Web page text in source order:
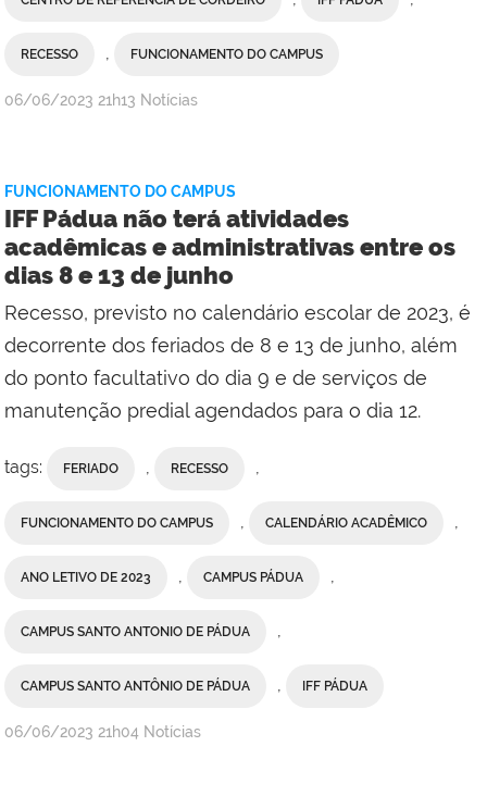
RECESSO , FUNCIONAMENTO DO CAMPUS
por
Maricá
com
Comunicação
Social
do
Santo
Antônio
Pádua
publicado
06/06/2023 21h13 Notícias
FUNCIONAMENTO DO CAMPUS
IFF Pádua não terá atividades
acadêmicas e administrativas entre os
dias 8 e 13 de junho
Recesso, previsto no calendário escolar de 2023, é
decorrente dos feriados de 8 e 13 de junho, além
do ponto facultativo do dia 9 e de serviços de
manutenção predial agendados para o dia 12.
tags: FERIADO RECESSO
FUNCIONAMENTO DO CAMPUS CALENDÁRIO ACADÊMICO
ANO LETIVO DE 2023 CAMPUS PÁDUA
CAMPUS SANTO ANTONIO DE PÁDUA
CAMPUS SANTO ANTÔNIO DE PÁDUA IFF PÁDUA
por
publicado
06/06/2023 21h04 Notícias